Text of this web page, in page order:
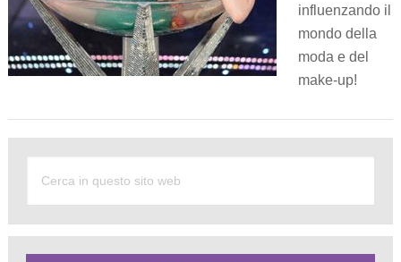
influenzando il
mondo della
moda e del
make-up!